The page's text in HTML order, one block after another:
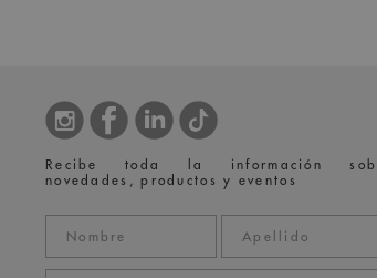
Recibe toda la información
novedades, productos y eventos